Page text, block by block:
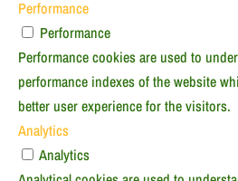
Performance
Performance
Performance cookies are used to
performance indexes of the website
better user experience for the visitors.
Analytics
Analytics